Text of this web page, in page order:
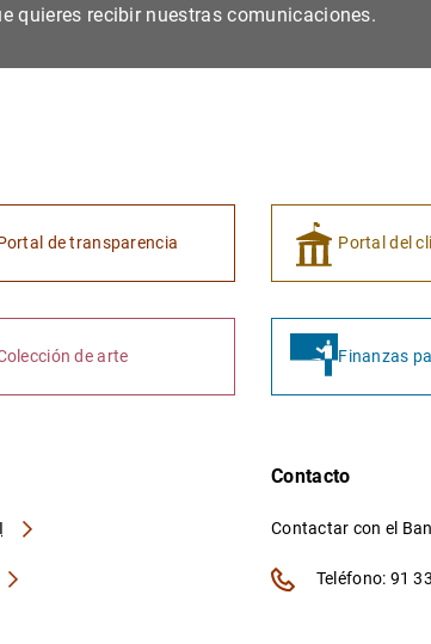
quieres recibir nuestras comunicaciones.
de transparencia Portal del
de arte Finanzas
Contacto
Contactar con el
Teléfono: 91